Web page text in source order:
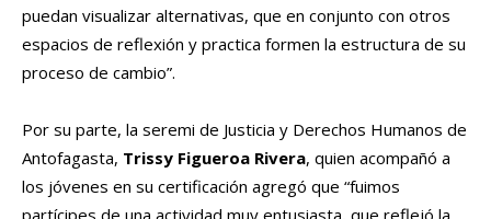
puedan visualizar alternativas, que en conjunto con otros
espacios de reflexión y practica formen la estructura de su
proceso de cambio”.
Por su parte, la seremi de Justicia y Derechos Humanos de
Antofagasta, Trissy Figueroa Rivera, quien acompañó a
los jóvenes en su certificación agregó que “fuimos